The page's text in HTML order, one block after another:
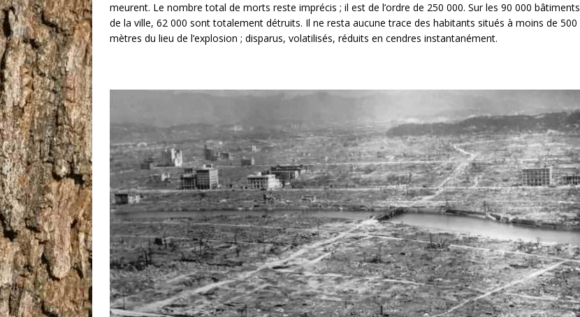
meurent. Le nombre total de morts reste imprécis ; il est de l’ordre de 250 000. Sur les 90 000 bâtiments
de la ville, 62 000 sont totalement détruits. Il ne resta aucune trace des habitants situés à moins de 500
mètres du lieu de l’explosion ; disparus, volatilisés, réduits en cendres instantanément.